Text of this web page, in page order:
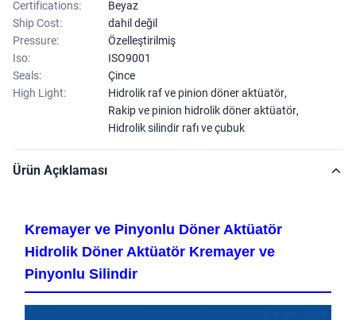
Certifications:
Beyaz
Ship Cost:
dahil değil
Pressure:
Özelleştirilmiş
Iso:
ISO9001
Seals:
Çince
High Light:
Hidrolik raf ve pinion döner aktüatör,
Rakip ve pinion hidrolik döner aktüatör,
Hidrolik silindir rafı ve çubuk
Ürün Açıklaması
Kremayer ve Pinyonlu Döner Aktüatör
Hidrolik Döner Aktüatör Kremayer ve
Pinyonlu Silindir